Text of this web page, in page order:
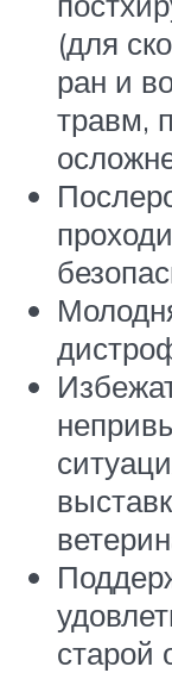
(для
ран и
травм,
старой